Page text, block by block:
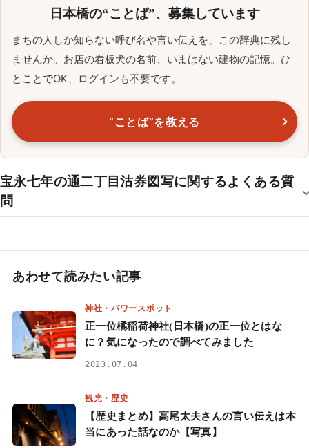
日本橋の“ことば”、募集しています
まちの人しか知らない呼び名や言い伝えを、この辞典に残し
ませんか。お店の看板犬の名前、いまはない建物の記憶。ひ
とことでOK、ログインも不要です。
“ことば”を教える
宝永七年の通二丁目沽券図写に関するよくある質
問
あわせて読みたい記事
神社・パワースポット
正一位橘稲荷神社(日本橋)の正一位とはな
に？気になったので調べてみました
2023.07.04
観光・歴史
【歴史まとめ】高尾太夫さんの言い伝えは本
当にあった話なのか【写真】